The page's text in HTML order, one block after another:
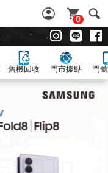
0
舊機回收 門市據點 門